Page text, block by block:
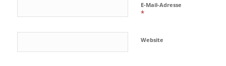
E-Mail-Adresse
*
Website